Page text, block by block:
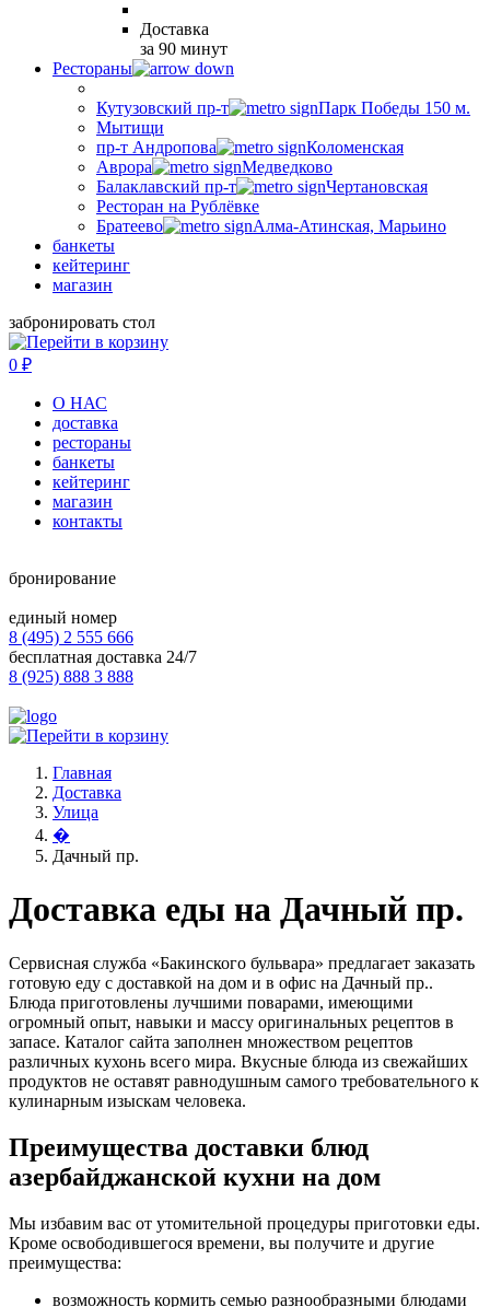
Доставка
за 90 минут
Рестораны
Кутузовский пр-т
Парк Победы 150 м.
Мытищи
пр-т Андропова
Коломенская
Аврора
Медведково
Балаклавский пр-т
Чертановская
Ресторан на Рублёвке
Братеево
Алма-Атинская, Марьино
банкеты
кейтеринг
магазин
забронировать стол
0 ₽
О НАС
доставка
рестораны
банкеты
кейтеринг
магазин
контакты
бронирование
единый номер
8 (495) 2 555 666
бесплатная доставка 24/7
8 (925) 888 3 888
Главная
Доставка
Улица
�
Дачный пр.
Доставка еды на Дачный пр.
Сервисная служба «Бакинского бульвара» предлагает заказать
готовую еду с доставкой на дом и в офис на Дачный пр..
Блюда приготовлены лучшими поварами, имеющими
огромный опыт, навыки и массу оригинальных рецептов в
запасе. Каталог сайта заполнен множеством рецептов
различных кухонь всего мира. Вкусные блюда из свежайших
продуктов не оставят равнодушным самого требовательного к
кулинарным изыскам человека.
Преимущества доставки блюд
азербайджанской кухни на дом
Мы избавим вас от утомительной процедуры приготовки еды.
Кроме освободившегося времени, вы получите и другие
преимущества:
возможность кормить семью разнообразными блюдами